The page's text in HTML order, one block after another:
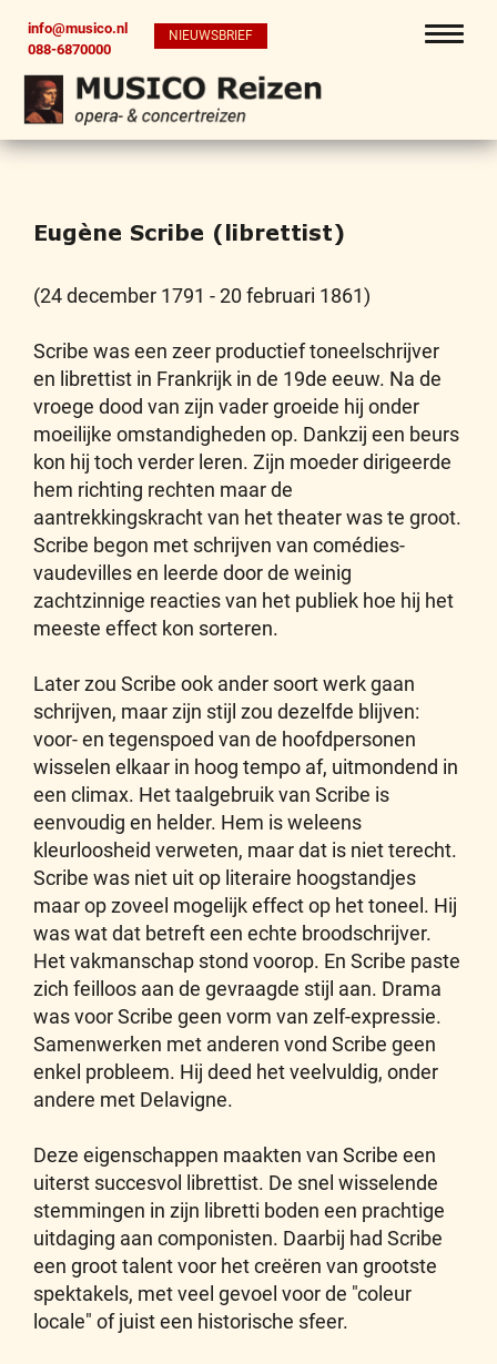
info@musico.nl
088-6870000
NIEUWSBRIEF
Eugène Scribe (librettist)
(24 december 1791 - 20 februari 1861)
Scribe was een zeer productief toneelschrijver
en librettist in Frankrijk in de 19de eeuw. Na de
vroege dood van zijn vader groeide hij onder
moeilijke omstandigheden op. Dankzij een beurs
kon hij toch verder leren. Zijn moeder dirigeerde
hem richting rechten maar de
aantrekkingskracht van het theater was te groot.
Scribe begon met schrijven van comédies-
vaudevilles en leerde door de weinig
zachtzinnige reacties van het publiek hoe hij het
meeste effect kon sorteren.
Later zou Scribe ook ander soort werk gaan
schrijven, maar zijn stijl zou dezelfde blijven:
voor- en tegenspoed van de hoofdpersonen
wisselen elkaar in hoog tempo af, uitmondend in
een climax. Het taalgebruik van Scribe is
eenvoudig en helder. Hem is weleens
kleurloosheid verweten, maar dat is niet terecht.
Scribe was niet uit op literaire hoogstandjes
maar op zoveel mogelijk effect op het toneel. Hij
was wat dat betreft een echte broodschrijver.
Het vakmanschap stond voorop. En Scribe paste
zich feilloos aan de gevraagde stijl aan. Drama
was voor Scribe geen vorm van zelf-expressie.
Samenwerken met anderen vond Scribe geen
enkel probleem. Hij deed het veelvuldig, onder
andere met Delavigne.
Deze eigenschappen maakten van Scribe een
uiterst succesvol librettist. De snel wisselende
stemmingen in zijn libretti boden een prachtige
uitdaging aan componisten. Daarbij had Scribe
een groot talent voor het creëren van grootste
spektakels, met veel gevoel voor de "coleur
locale" of juist een historische sfeer.